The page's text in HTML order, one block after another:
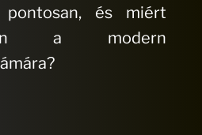
és miért
a modern